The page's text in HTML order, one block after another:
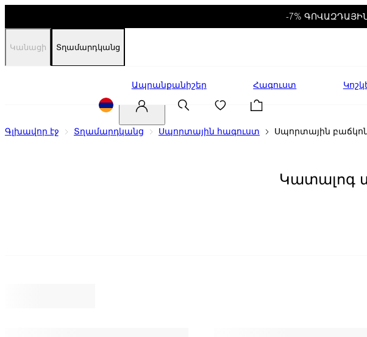
-7%
Կանացի Տղամարդկանց
Ապրանքանիշեր Հագուստ
Գլխավոր էջ Տղամարդկանց Սպորտային հագուստ Սպորտային
Կատալոգ